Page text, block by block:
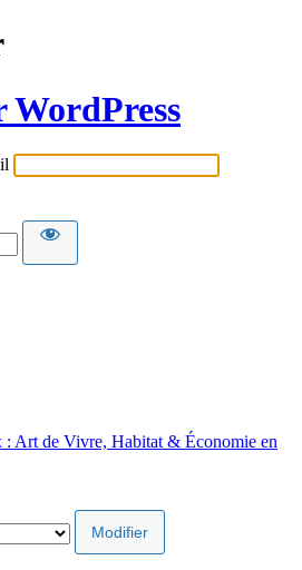
WordPress
Art de Vivre, Habitat & Économie en